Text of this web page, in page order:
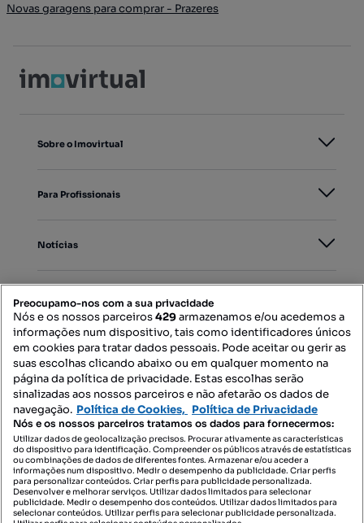
Novas garagens para comprar - Prazeres
Sobre o Imovirtual
Para Profissionais
Notícias
Mapa do Site
Contacte-nos
SIGA-NOS:
DESCARREGAR NA:
Preocupamo-nos com a sua privacidade
Nós e os nossos parceiros429armazenamos e/ou acedemos a
informações num dispositivo, tais como identificadores únicos
em cookies para tratar dados pessoais. Pode aceitar ou gerir as
suas escolhas clicando abaixo ou em qualquer momento na
página da política de privacidade. Estas escolhas serão
sinalizadas aos nossos parceiros e não afetarão os dados de
navegação. Política de Cookies, Política de Privacidade
Nós e os nossos parceiros tratamos os dados para fornecermos:
Utilizar dados de geolocalização precisos. Procurar ativamente as características
do dispositivo para identificação. Compreender os públicos através de estatísticas
ou combinações de dados de diferentes fontes. Armazenar e/ou aceder a
informações num dispositivo. Medir o desempenho da publicidade. Criar perfis
para personalizar conteúdos. Criar perfis para publicidade personalizada.
Desenvolver e melhorar serviços. Utilizar dados limitados para selecionar
publicidade. Medir o desempenho dos conteúdos. Utilizar dados limitados para
selecionar conteúdos. Utilizar perfis para selecionar publicidade personalizada.